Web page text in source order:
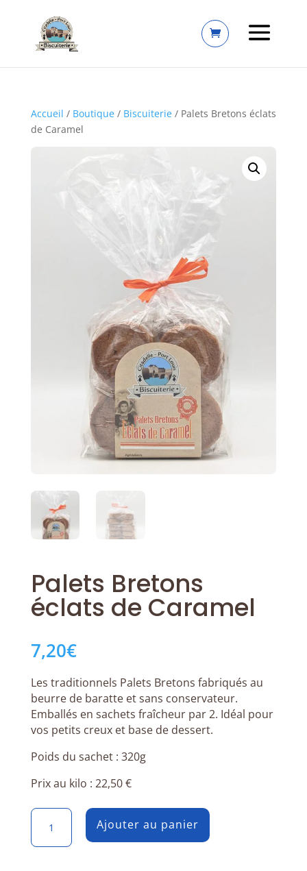
Accueil / Boutique/ Biscuiterie/ Palets Bretons éclats
de Caramel
Palets Bretons
éclats de Caramel
7,20€
Les traditionnels Palets Bretons fabriqués au
beurre de baratte et sans conservateur.
Emballés en sachets fraîcheur par 2. Idéal pour
vos petits creux et base de dessert.
Poids du sachet : 320g
Prix au kilo : 22,50€
quantité
Palets
Ajouter au panier